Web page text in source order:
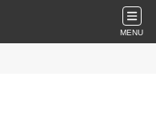
MENU